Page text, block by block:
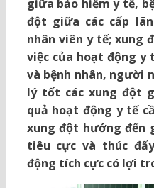
giữa bảo hiểm y tế,
đột giữa các cấp
nhân viên y tế; xung
việc của hoạt động y
và bệnh nhân, người
lý tốt các xung đột
quả hoạt động y tế
xung đột hướng đến
tiêu cực và thúc
động tích cực có lợi